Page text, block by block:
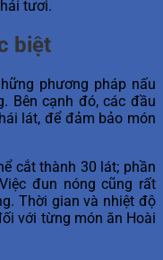
tươi.
biệt
phương pháp nấu
Bên cạnh đó, các đầu
lát, để đảm bảo món
cắt thành 30 lát; phần
đun nóng cũng rất
Thời gian và nhiệt độ
với từng món ăn Hoài